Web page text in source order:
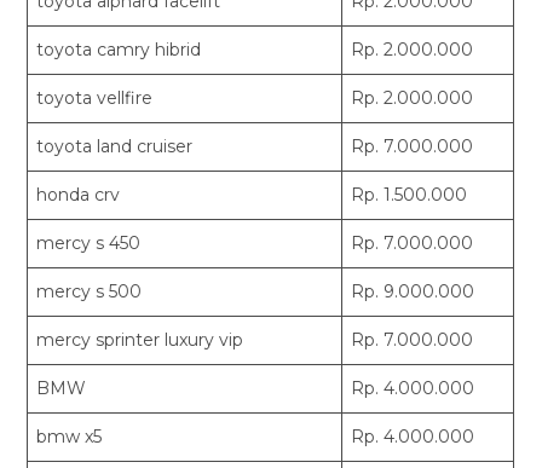
toyota camry hibrid Rp. 2.000.000
toyota vellfire Rp. 2.000.000
toyota land cruiser Rp. 7.000.000
honda crv Rp. 1.500.000
mercy s 450 Rp. 7.000.000
mercy s 500 Rp. 9.000.000
mercy sprinter luxury vip Rp. 7.000.000
BMW Rp. 4.000.000
bmw x5 Rp. 4.000.000